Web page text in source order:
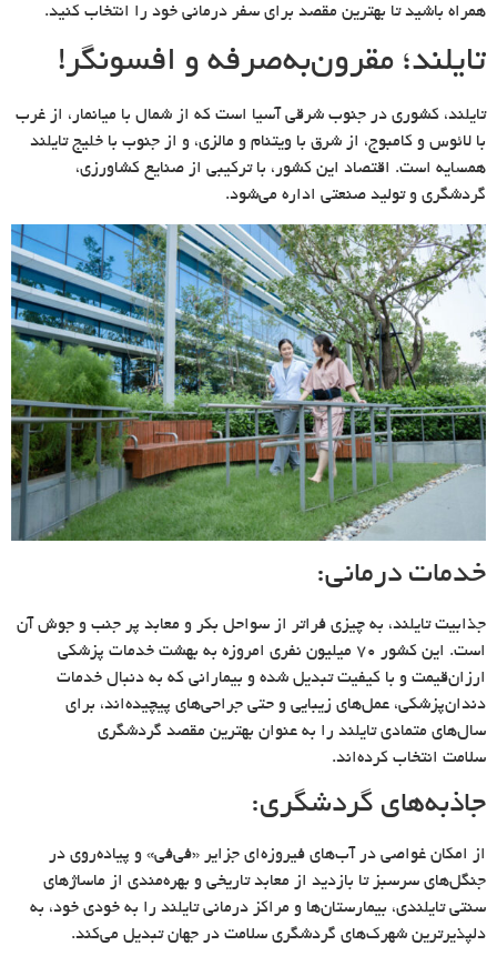
همراه باشید تا بهترین مقصد برای سفر درمانی خود را انتخاب کنید.
تایلند؛ مقرون‌به‌صرفه و افسونگر!
تایلند، کشوری در جنوب شرقی آسیا است که از شمال با میانمار، از غرب
با لائوس و کامبوج، از شرق با ویتنام و مالزی، و از جنوب با خلیج تایلند
همسایه است. اقتصاد این کشور، با ترکیبی از صنایع کشاورزی،
گردشگری و تولید صنعتی اداره می‌شود.
خدمات درمانی:
جذابیت تایلند، به چیزی فراتر از سواحل بکر و معابد پر جنب و جوش آن
است. این کشور ۷۰ میلیون نفری امروزه به بهشت خدمات پزشکی
ارزان‌قیمت و با کیفیت تبدیل شده و بیمارانی که به دنبال خدمات
دندان‌پزشکی، عمل‌های زیبایی و حتی جراحی‌های پیچیده‌اند، برای
سال‌های متمادی تایلند را به عنوان بهترین مقصد گردشگری
سلامت انتخاب کرده‌اند.
جاذبه‌های گردشگری:
از امکان غواصی در آب‌های فیروزه‌ای جزایر «فی‌فی» و پیاده‌روی در
جنگل‌های سرسبز تا بازدید از معابد تاریخی و بهره‌مندی از ماساژهای
سنتی تایلندی، بیمارستان‌ها و مراکز درمانی تایلند را به خودی خود، به
دلپذیرترین شهرک‌های گردشگری سلامت در جهان تبدیل می‌کند.